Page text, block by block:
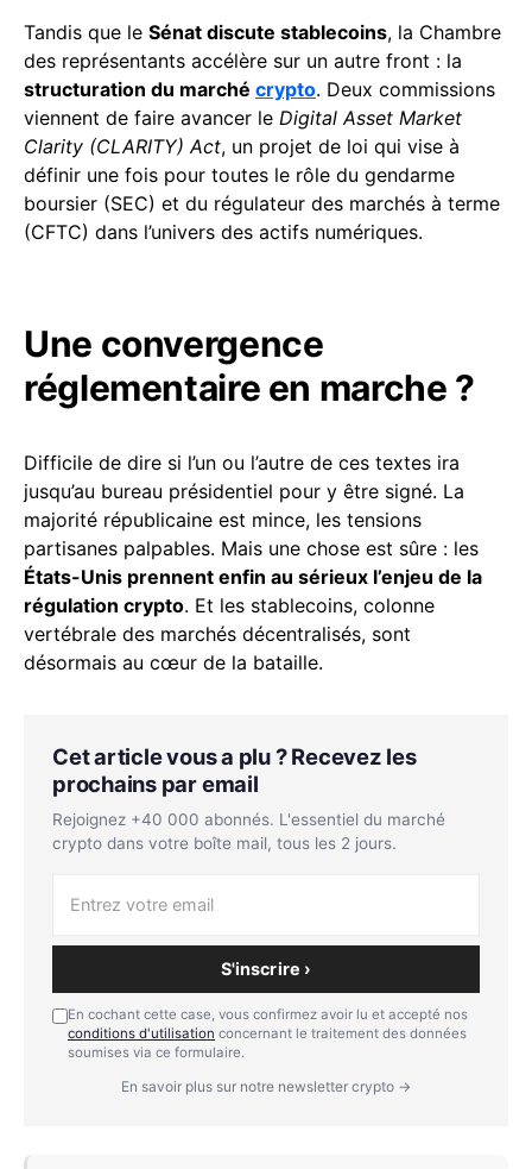
Tandis que le Sénat discute stablecoins, la Chambre
des représentants accélère sur un autre front : la
structuration du marché crypto. Deux commissions
viennent de faire avancer le Digital Asset Market
Clarity (CLARITY) Act, un projet de loi qui vise à
définir une fois pour toutes le rôle du gendarme
boursier (SEC) et du régulateur des marchés à terme
(CFTC) dans l’univers des actifs numériques.
Une convergence
réglementaire en marche ?
Difficile de dire si l’un ou l’autre de ces textes ira
jusqu’au bureau présidentiel pour y être signé. La
majorité républicaine est mince, les tensions
partisanes palpables. Mais une chose est sûre : les
États-Unis prennent enfin au sérieux l’enjeu de la
régulation crypto. Et les stablecoins, colonne
vertébrale des marchés décentralisés, sont
désormais au cœur de la bataille.
Cet article vous a plu ? Recevez les
prochains par email
Rejoignez +40 000 abonnés. L'essentiel du marché
crypto dans votre boîte mail, tous les 2 jours.
S'inscrire ›
En cochant cette case, vous confirmez avoir lu et accepté nos
conditions d'utilisation concernant le traitement des données
soumises via ce formulaire.
En savoir plus sur notre newsletter crypto →